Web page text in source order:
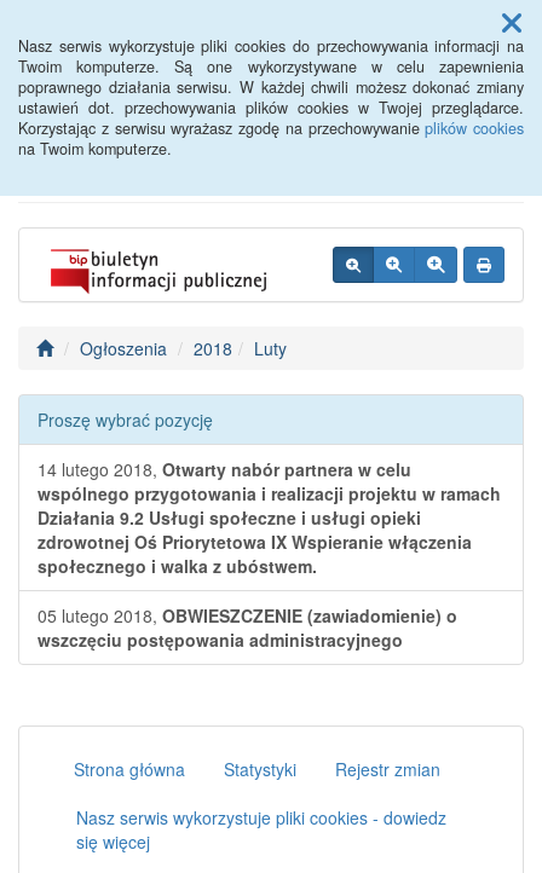
Nasz serwis wykorzystuje pliki cookies do przechowywania informacji na
Twoim komputerze. Są one wykorzystywane w celu zapewnienia
poprawnego działania serwisu. W każdej chwili możesz dokonać zmiany
ustawień dot. przechowywania plików cookies w Twojej przeglądarce.
Korzystając z serwisu wyrażasz zgodę na przechowywanieplików cookies
na Twoim komputerze.
Menu
BIP - Urząd Miejski
Wyśmierzyce
Ogłoszenia 2018 Luty
Proszę wybrać pozycję
14 lutego 2018, Otwarty nabór partnera w celu
wspólnego przygotowania i realizacji projektu w ramach
Działania 9.2 Usługi społeczne i usługi opieki
zdrowotnej Oś Priorytetowa IX Wspieranie włączenia
społecznego i walka z ubóstwem.
05 lutego 2018, OBWIESZCZENIE (zawiadomienie) o
wszczęciu postępowania administracyjnego
Strona główna Statystyki
Rejestr zmian
Nasz serwis wykorzystuje pliki cookies - dowiedz
się więcej